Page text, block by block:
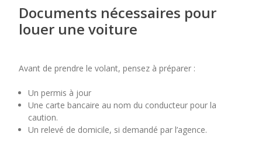
Documents nécessaires pour
louer une voiture
Avant de prendre le volant, pensez à préparer :
Un permis à jour
Une carte bancaire au nom du conducteur pour la
caution.
Un relevé de domicile, si demandé par l’agence.